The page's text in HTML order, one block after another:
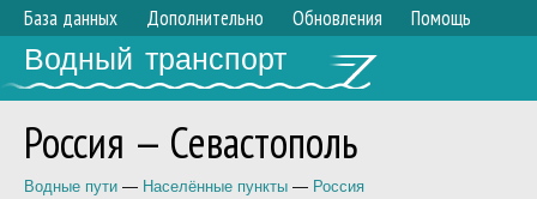
База данных Дополнительно Обновления Помощь
Водный транспорт
Россия — Севастополь
Водные пути — Населённые пункты — Россия